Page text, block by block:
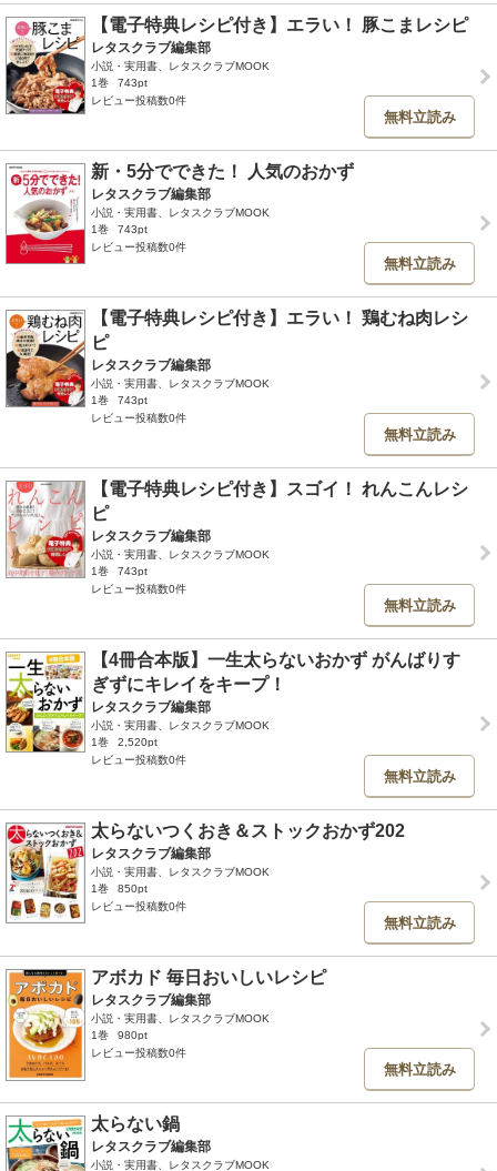
【電子特典レシピ付き】エラい！ 豚こまレシピ
レタスクラブ編集部
小説・実用書、レタスクラブMOOK
1巻
743pt
レビュー投稿数0件
無料立読み
新・5分でできた！ 人気のおかず
レタスクラブ編集部
小説・実用書、レタスクラブMOOK
1巻
743pt
レビュー投稿数0件
無料立読み
【電子特典レシピ付き】エラい！ 鶏むね肉レシ
ピ
レタスクラブ編集部
小説・実用書、レタスクラブMOOK
1巻
743pt
レビュー投稿数0件
無料立読み
【電子特典レシピ付き】スゴイ！ れんこんレシ
ピ
レタスクラブ編集部
小説・実用書、レタスクラブMOOK
1巻
743pt
レビュー投稿数0件
無料立読み
【4冊合本版】一生太らないおかず がんばりす
ぎずにキレイをキープ！
レタスクラブ編集部
小説・実用書、レタスクラブMOOK
1巻
2,520pt
レビュー投稿数0件
無料立読み
太らないつくおき＆ストックおかず202
レタスクラブ編集部
小説・実用書、レタスクラブMOOK
1巻
850pt
レビュー投稿数0件
無料立読み
アボカド 毎日おいしいレシピ
レタスクラブ編集部
小説・実用書、レタスクラブMOOK
1巻
980pt
レビュー投稿数0件
無料立読み
太らない鍋
レタスクラブ編集部
小説・実用書、レタスクラブMOOK